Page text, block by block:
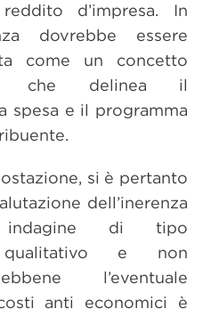
d’impresa. In
dovrebbe essere
come un concetto
che delinea il
spesa e il programma
si è pertanto
dell’inerenza
di tipo
qualitativo e non
l’eventuale
anti economici è